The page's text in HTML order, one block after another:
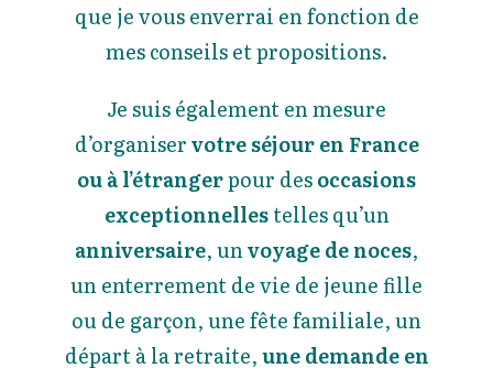
que je vous enverrai en fonction de
mes conseils et propositions.
Je suis également en mesure
d’organiservotre séjour en France
ou à l’étrangerpour desoccasions
exceptionnellestelles qu’un
anniversaire, unvoyage de noces,
un enterrement de vie de jeune fille
ou de garçon, une fête familiale, un
départ à la retraite,une demande en